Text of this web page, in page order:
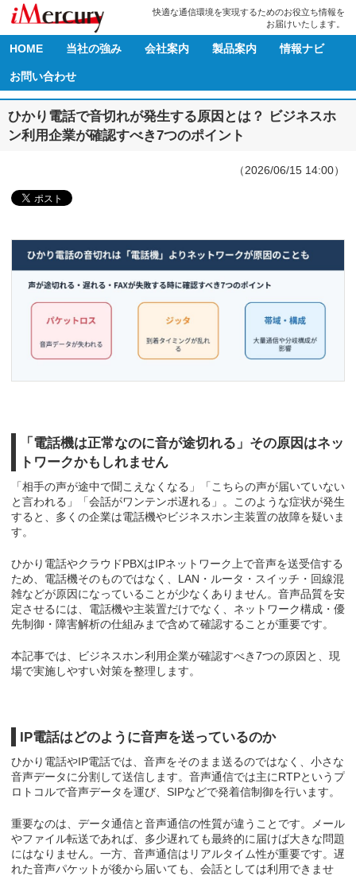
快適な通信環境を実現するためのお役立ち情報を
お届けいたします。
HOME 当社の強み 会社案内 製品案内 情報ナビ
お問い合わせ
ひかり電話で音切れが発生する原因とは？ ビジネスホ
ン利用企業が確認すべき7つのポイント
（2026/06/15 14:00）
「電話機は正常なのに音が途切れる」その原因はネッ
トワークかもしれません
「相手の声が途中で聞こえなくなる」「こちらの声が届いていない
と言われる」「会話がワンテンポ遅れる」。このような症状が発生
すると、多くの企業は電話機やビジネスホン主装置の故障を疑いま
す。
ひかり電話やクラウドPBXはIPネットワーク上で音声を送受信する
ため、電話機そのものではなく、LAN・ルータ・スイッチ・回線混
雑などが原因になっていることが少なくありません。音声品質を安
定させるには、電話機や主装置だけでなく、ネットワーク構成・優
先制御・障害解析の仕組みまで含めて確認することが重要です。
本記事では、ビジネスホン利用企業が確認すべき7つの原因と、現
場で実施しやすい対策を整理します。
IP電話はどのように音声を送っているのか
ひかり電話やIP電話では、音声をそのまま送るのではなく、小さな
音声データに分割して送信します。音声通信では主にRTPというプ
ロトコルで音声データを運び、SIPなどで発着信制御を行います。
重要なのは、データ通信と音声通信の性質が違うことです。メール
やファイル転送であれば、多少遅れても最終的に届けば大きな問題
にはなりません。一方、音声通信はリアルタイム性が重要です。遅
れた音声パケットが後から届いても、会話としては利用できませ